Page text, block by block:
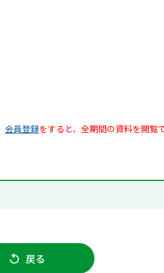
会員登録をすると、全期間の資料を閲覧
戻る